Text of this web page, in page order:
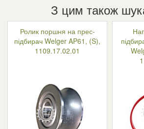
З цим також
Ролик поршня на прес-
підбирач Welger AP61, (S),
1109.17.02.01